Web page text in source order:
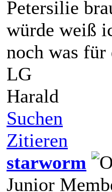
Petersilie
würde weiß
noch was für
LG
Harald
Suchen
Zitieren
starworm
Junior